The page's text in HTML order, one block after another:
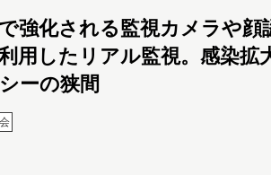
強化される監視カメラや顔
用したリアル監視。感染拡
ーの狭間